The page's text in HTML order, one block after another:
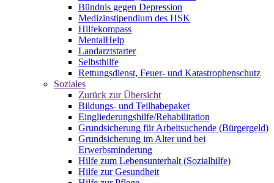
Bündnis gegen Depression
Medizinstipendium des HSK
Hilfekompass
MentalHelp
Landarztstarter
Selbsthilfe
Rettungsdienst, Feuer- und Katastrophenschutz
Soziales
Zurück zur Übersicht
Bildungs- und Teilhabepaket
Eingliederungshilfe/Rehabilitation
Grundsicherung für Arbeitsuchende (Bürgergeld)
Grundsicherung im Alter und bei
Erwerbsminderung
Hilfe zum Lebensunterhalt (Sozialhilfe)
Hilfe zur Gesundheit